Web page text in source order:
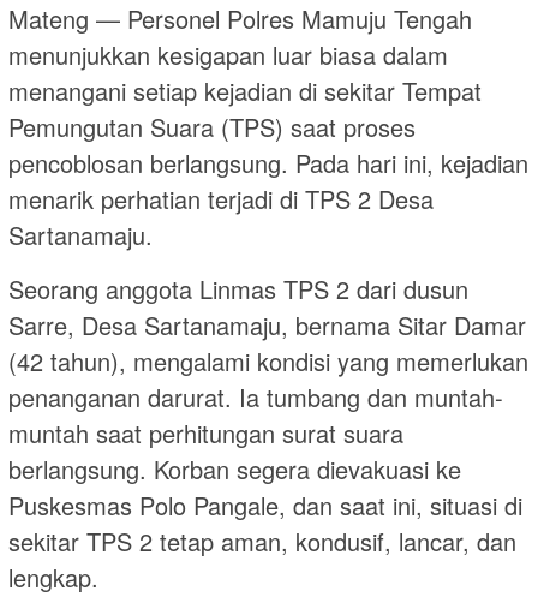
Mateng — Personel Polres Mamuju Tengah
menunjukkan kesigapan luar biasa dalam
menangani setiap kejadian di sekitar Tempat
Pemungutan Suara (TPS) saat proses
pencoblosan berlangsung. Pada hari ini, kejadian
menarik perhatian terjadi di TPS 2 Desa
Sartanamaju.
Seorang anggota Linmas TPS 2 dari dusun
Sarre, Desa Sartanamaju, bernama Sitar Damar
(42 tahun), mengalami kondisi yang memerlukan
penanganan darurat. Ia tumbang dan muntah-
muntah saat perhitungan surat suara
berlangsung. Korban segera dievakuasi ke
Puskesmas Polo Pangale, dan saat ini, situasi di
sekitar TPS 2 tetap aman, kondusif, lancar, dan
lengkap.